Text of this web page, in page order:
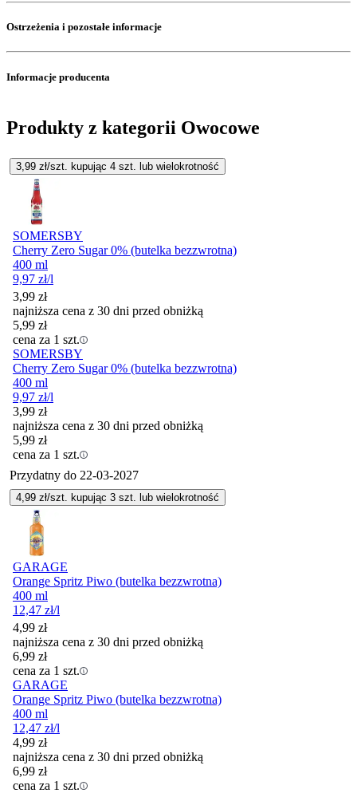
Ostrzeżenia i pozostałe informacje
Informacje producenta
Produkty z kategorii Owocowe
3,99 zł/szt. kupując 4 szt. lub wielokrotność
SOMERSBY
Cherry Zero Sugar 0% (butelka bezzwrotna)
400 ml
9,97 zł/l
3,99 zł
najniższa cena z 30 dni przed obniżką
5,99 zł
cena za 1 szt.
SOMERSBY
Cherry Zero Sugar 0% (butelka bezzwrotna)
400 ml
9,97 zł/l
3,99 zł
najniższa cena z 30 dni przed obniżką
5,99 zł
cena za 1 szt.
Przydatny do 22-03-2027
4,99 zł/szt. kupując 3 szt. lub wielokrotność
GARAGE
Orange Spritz Piwo (butelka bezzwrotna)
400 ml
12,47 zł/l
4,99 zł
najniższa cena z 30 dni przed obniżką
6,99 zł
cena za 1 szt.
GARAGE
Orange Spritz Piwo (butelka bezzwrotna)
400 ml
12,47 zł/l
4,99 zł
najniższa cena z 30 dni przed obniżką
6,99 zł
cena za 1 szt.